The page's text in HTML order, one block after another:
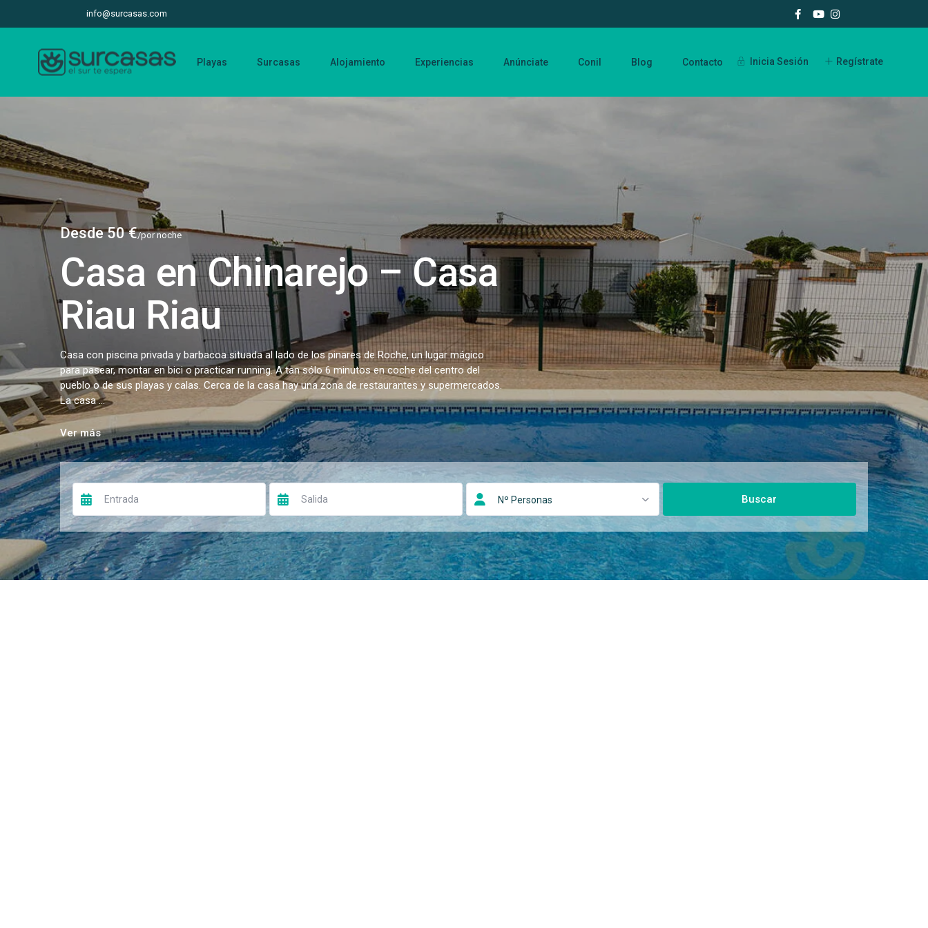
info@surcasas.com
Inicia Sesión Regístrate
Playas Surcasas Alojamiento Experiencias Anúnciate Conil Blog Contacto
Desde 50 €/por noche
Casa en Chinarejo – Casa
Riau Riau
Casa con piscina privada y barbacoa situada al lado de los pinares de Roche, un lugar mágico
para pasear, montar en bici o practicar running. A tan sólo 6 minutos en coche del centro del
pueblo o de sus playas y calas. Cerca de la casa hay una zona de restaurantes y supermercados.
La casa ...
Ver más
Nº Personas